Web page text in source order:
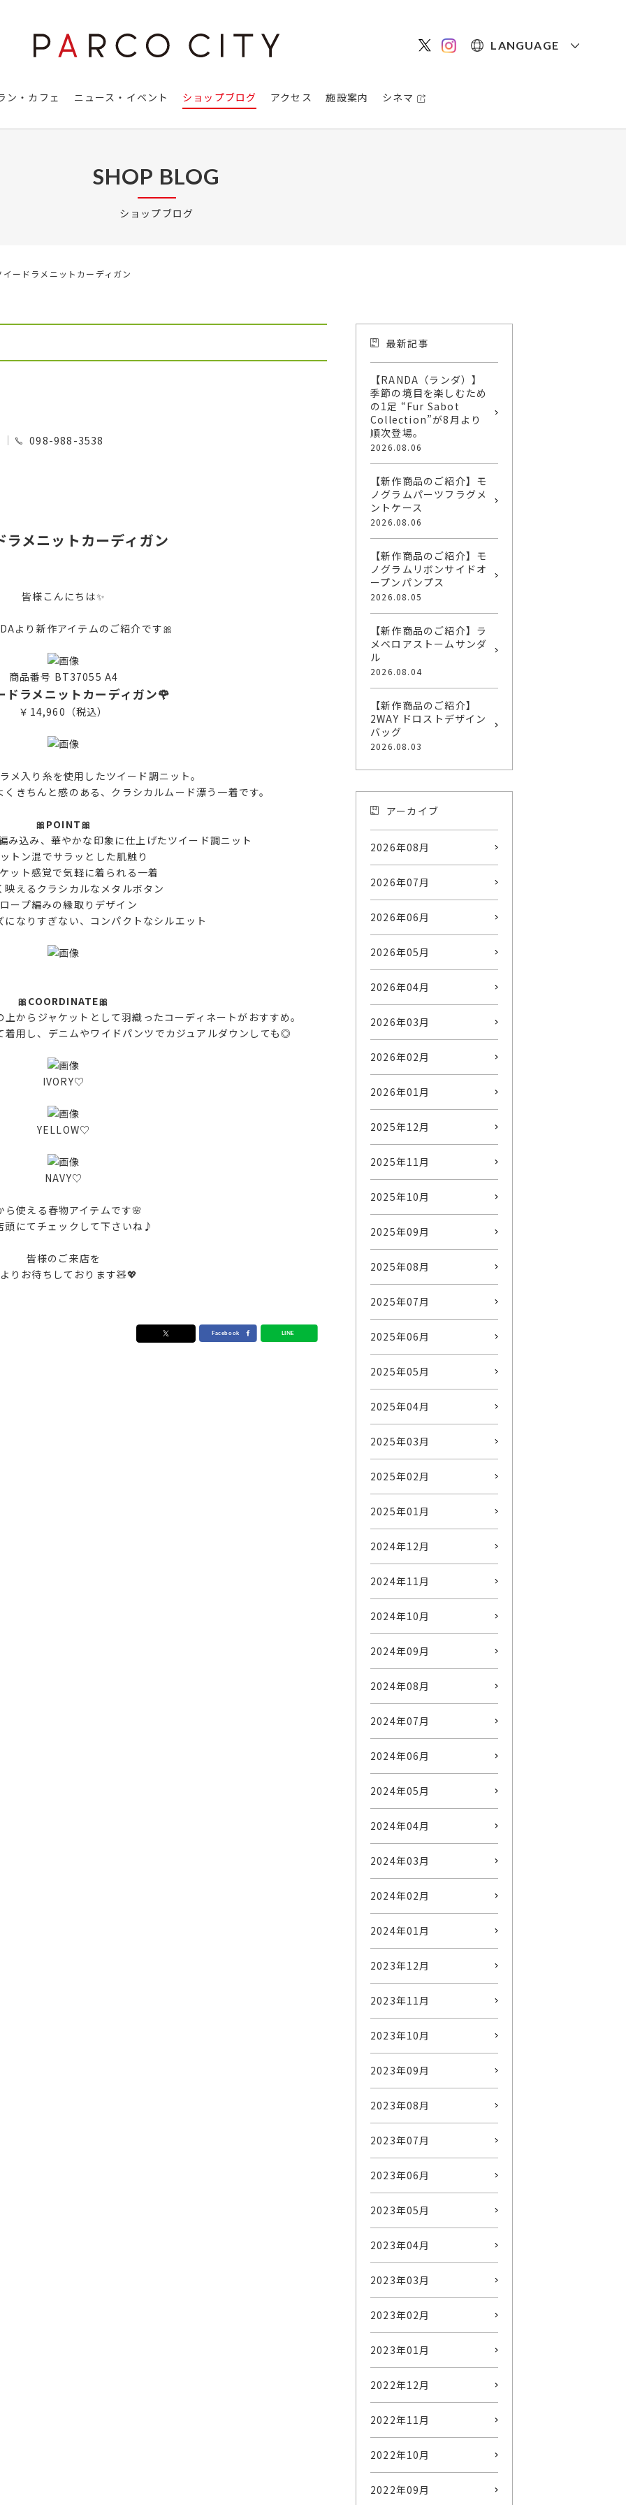
LANGUAGE
ン・カフェ ニュース・イベント ショップブログ アクセス 施設案内 シネマ
SHOP BLOG
ショップブログ
ードラメニットカーディガン
098-988-3538
メニットカーディガン
皆様こんにちは✨
より新作アイテムのご紹介です🎀
商品番号 BT37055 A4
ドラメニットカーディガン🌹
￥14,960（税込）
メ入り糸を使用したツイード調ニット。
きちんと感のある、クラシカルムード漂う一着です。
🎀POINT🎀
み込み、華やかな印象に仕上げたツイード調ニット
トン混でサラッとした肌触り
ット感覚で気軽に着られる一着
映えるクラシカルなメタルボタン
ープ編みの縁取りデザイン
になりすぎない、コンパクトなシルエット
🎀COORDINATE🎀
からジャケットとして羽織ったコーディネートがおすすめ。
着用し、デニムやワイドパンツでカジュアルダウンしても◎
IVORY♡
YELLOW♡
NAVY♡
ら使える春物アイテムです🌸
頭にてチェックして下さいね♪
皆様のご来店を
りお待ちしております🧸💖
最新記事
【RANDA（ランダ）】
季節の境目を楽しむため
の1足 “Fur Sabot
Collection”が8月より
順次登場。
2026.08.06
【新作商品のご紹介】モ
ノグラムパーツフラグメ
ントケース
2026.08.06
【新作商品のご紹介】モ
ノグラムリボンサイドオ
ープンパンプス
2026.08.05
【新作商品のご紹介】ラ
メベロアストームサンダ
ル
2026.08.04
【新作商品のご紹介】
2WAY ドロストデザイン
バッグ
2026.08.03
アーカイブ
2026年08月
2026年07月
2026年06月
2026年05月
2026年04月
2026年03月
2026年02月
2026年01月
2025年12月
2025年11月
2025年10月
2025年09月
2025年08月
2025年07月
2025年06月
2025年05月
2025年04月
2025年03月
2025年02月
2025年01月
2024年12月
2024年11月
2024年10月
2024年09月
2024年08月
2024年07月
2024年06月
2024年05月
2024年04月
2024年03月
2024年02月
2024年01月
2023年12月
2023年11月
2023年10月
2023年09月
2023年08月
2023年07月
2023年06月
2023年05月
2023年04月
2023年03月
2023年02月
2023年01月
2022年12月
2022年11月
2022年10月
2022年09月